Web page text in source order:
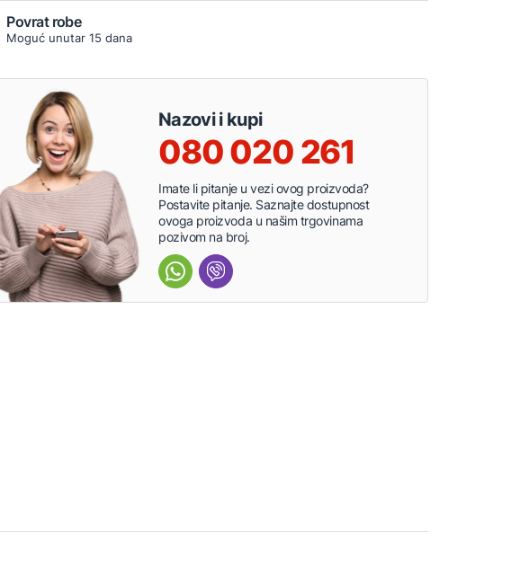
Povrat robe
Moguć unutar 15 dana
Nazovi i kupi
080 020 261
Imate li pitanje u vezi ovog proizvoda?
Postavite pitanje. Saznajte dostupnost
ovoga proizvoda u našim trgovinama
pozivom na broj.